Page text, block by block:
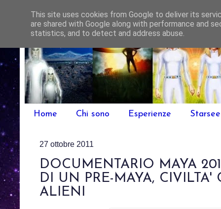
Home Chi sono Esperienze
27 ottobre 2011
DOCUMENTARIO MAYA
DI UN PRE-MAYA, CIVILTA'
ALIENI
This site uses cookies from Google to deliver its
are shared with Google along with performance and
statistics, and to detect and address abuse.